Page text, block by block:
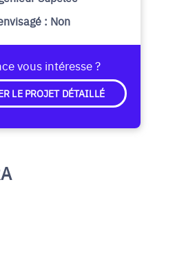
: Non
vous intéresse ?
LE PROJET DÉTAILLÉ